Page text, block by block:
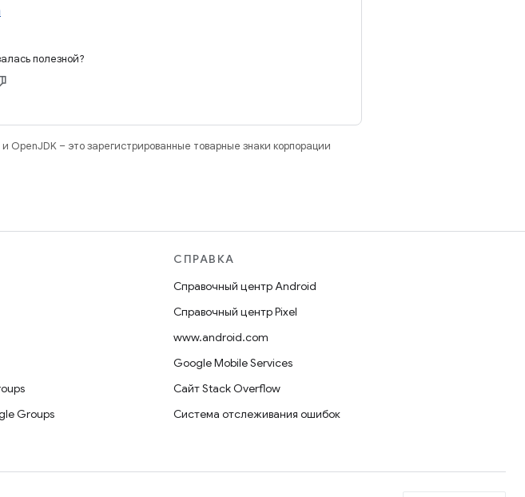
полезной?
и OpenJDK – это зарегистрированные товарные знаки корпорации
Groups
СПРАВКА
Справочный центр Android
Справочный центр Pixel
www.android.com
Google Mobile Services
Сайт Stack Overflow
Система отслеживания ошибок